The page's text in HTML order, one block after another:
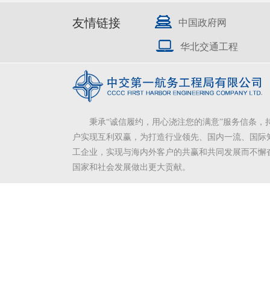
友情链接 中国政府网
华北交通工程
秉承“诚信履约，用心浇注您的满意”服务信条，
户实现互利双赢，为打造行业领先、国内一流、国际
工企业，实现与海内外客户的共赢和共同发展而不懈
国家和社会发展做出更大贡献。